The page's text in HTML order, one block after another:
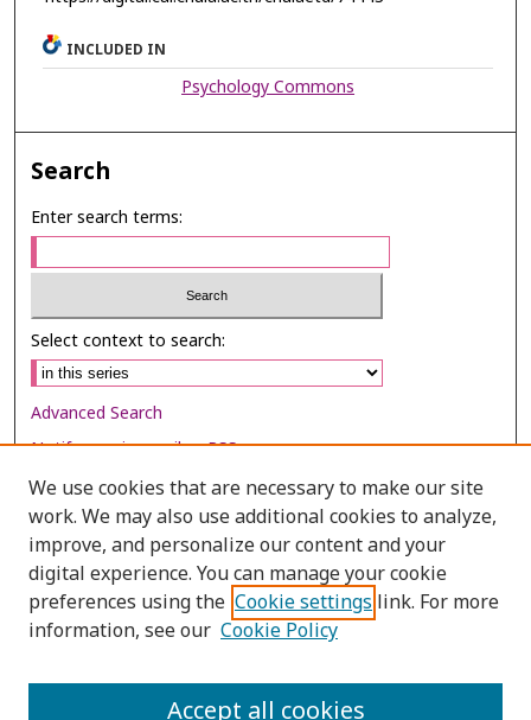
INCLUDED IN
Psychology Commons
Search
Enter search terms:
Select context to search:
Advanced Search
Notify me via email orRSS
Browse
Collections
Disciplines
Authors
We use cookies that are necessary to make our site
work. We may also use additional cookies to analyze,
improve, and personalize our content and your
digital experience. You can manage your cookie
preferences using the Cookie settings link. For more
information, see our Cookie Policy
Accept all cookies